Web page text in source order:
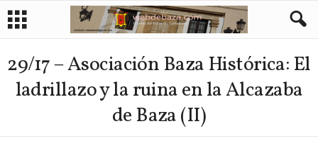
29/17 – Asociación Baza Histórica: El
ladrillazo y la ruina en la Alcazaba
de Baza (II)